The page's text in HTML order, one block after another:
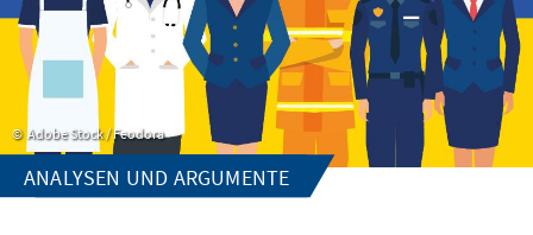
Adobe Stock / Feodora
ANALYSEN UND ARGUMENTE